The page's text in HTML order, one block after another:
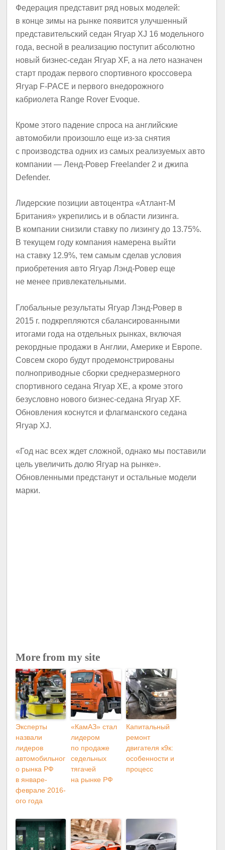
Федерация представит ряд новых моделей:
в конце зимы на рынке появится улучшенный
представительский седан Ягуар XJ 16 модельного
года, весной в реализацию поступит абсолютно
новый бизнес-седан Ягуар XF, а на лето назначен
старт продаж первого спортивного кроссовера
Ягуар F-PACE и первого внедорожного
кабриолета Range Rover Evoque.
Кроме этого падение спроса на английские
автомобили произошло еще из-за снятия
с производства одних из самых реализуемых авто
компании — Ленд-Ровер Freelander 2 и джипа
Defender.
Лидерские позиции автоцентра «Атлант-М
Британия» укрепились и в области лизинга.
В компании снизили ставку по лизингу до 13.75%.
В текущем году компания намерена выйти
на ставку 12.9%, тем самым сделав условия
приобретения авто Ягуар Лэнд-Ровер еще
не менее привлекательными.
Глобальные результаты Ягуар Лэнд-Ровер в
2015 г. подкрепляются сбалансированными
итогами года на отдельных рынках, включая
рекордные продажи в Англии, Америке и Европе.
Совсем скоро будут продемонстрированы
полноприводные сборки среднеразмерного
спортивного седана Ягуар XE, а кроме этого
безусловно нового бизнес-седана Ягуар XF.
Обновления коснутся и флагманского седана
Ягуар XJ.
«Год нас всех ждет сложной, однако мы поставили
цель увеличить долю Ягуар на рынке».
Обновленными предстанут и остальные модели
марки.
More from my site
Эксперты
назвали
лидеров
автомобильног
о рынка РФ
в январе-
феврале 2016-
ого года
«КамАЗ» стал
лидером
по продаже
седельных
тягачей
на рынке РФ
Капитальный
ремонт
двигателя к9к:
особенности и
процесс